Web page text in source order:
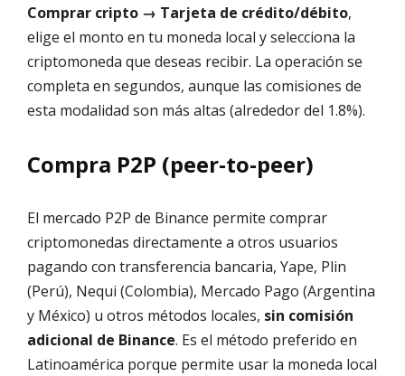
Comprar cripto → Tarjeta de crédito/débito,
elige el monto en tu moneda local y selecciona la
criptomoneda que deseas recibir. La operación se
completa en segundos, aunque las comisiones de
esta modalidad son más altas (alrededor del 1.8%).
Compra P2P (peer-to-peer)
El mercado P2P de Binance permite comprar
criptomonedas directamente a otros usuarios
pagando con transferencia bancaria, Yape, Plin
(Perú), Nequi (Colombia), Mercado Pago (Argentina
y México) u otros métodos locales, sin comisión
adicional de Binance. Es el método preferido en
Latinoamérica porque permite usar la moneda local